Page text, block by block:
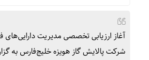
آغاز ارزیابی تخصصی مدیریت دارایی‌های
شرکت پالایش گاز هویزه خلیج‌فارس به